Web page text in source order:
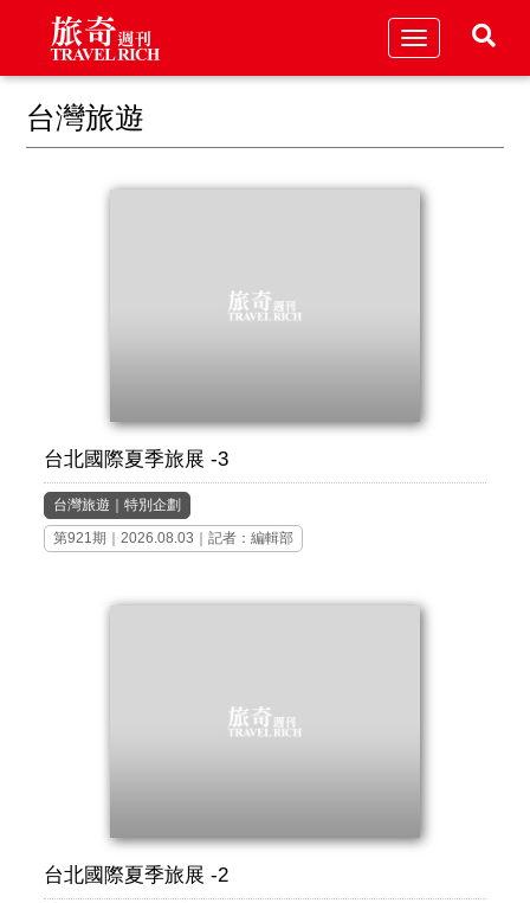
Toggle
台灣旅遊
台北國際夏季旅展 -3
台灣旅遊 ｜特別企劃
第921期
｜2026.08.03｜記者：編輯部
台北國際夏季旅展 -2